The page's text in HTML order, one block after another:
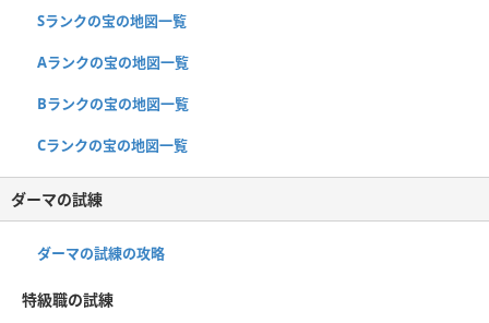
Sランクの宝の地図一覧
Aランクの宝の地図一覧
Bランクの宝の地図一覧
Cランクの宝の地図一覧
ダーマの試練
ダーマの試練の攻略
特級職の試練